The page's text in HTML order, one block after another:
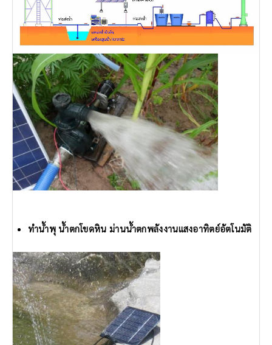
ทำน้ำพุ น้ำตกโขดหิน ม่านน้ำตกพลังงานแสงอาทิตย์อัตโนมัติ